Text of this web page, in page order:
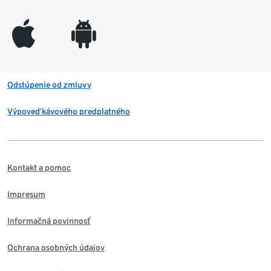
appleinc android
Odstúpenie od zmluvy
Výpoveď kávového predplatného
Kontakt a pomoc
Impresum
Informačná povinnosť
Ochrana osobných údajov